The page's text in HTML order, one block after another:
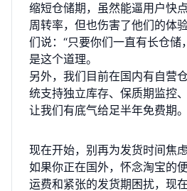
缩短仓储期，虽然能逼用户快
周转率，但也伤害了他们的体
们说：“只要你们一直有长仓储
是这个道理。
另外，我们目前在国内有自营
统支持独立库存、保质期监控
让我们有底气给足半年免费期。
现在开始，别再为发货时间焦
如果你正在国外，怀念淘宝的
运费和紧张的发货期困扰，现